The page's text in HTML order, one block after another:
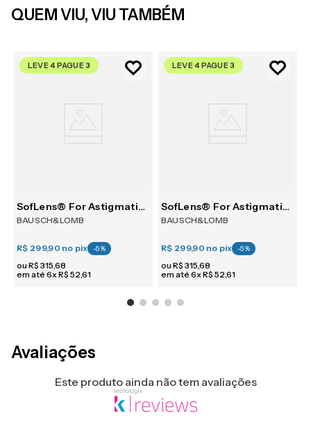
QUEM VIU, VIU TAMBÉM
LEVE 4 PAGUE 3
SofLens® For Astigmatism 6
BAUSCH&LOMB
R$ 299,90 no pix -5%
ou R$ 315,68
em até 6xR$ 52,61
LEVE 4 PAGUE 3
SofLens® For Astigmatism 6
BAUSCH&LOMB
R$ 299,90 no pix -5%
ou R$ 315,68
em até 6xR$ 52,61
Avaliações
Este produto ainda não tem avaliações